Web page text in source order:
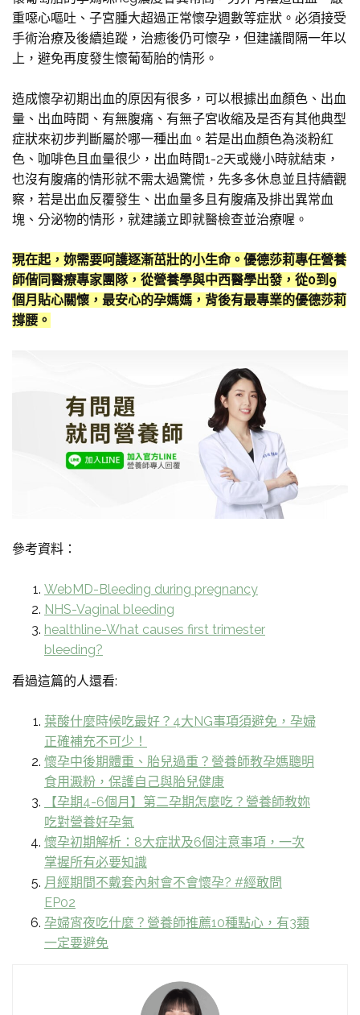
重噁心嘔吐、子宮腫大超過正常懷孕週數等症狀。必須接受
手術治療及後續追蹤，治癒後仍可懷孕，但建議間隔一年以
上，避免再度發生懷葡萄胎的情形。
造成懷孕初期出血的原因有很多，可以根據出血顏色、出血
量、出血時間、有無腹痛、有無子宮收縮及是否有其他典型
症狀來初步判斷屬於哪一種出血。若是出血顏色為淡粉紅
色、咖啡色且血量很少，出血時間1-2天或幾小時就結束，
也沒有腹痛的情形就不需太過驚慌，先多多休息並且持續觀
察，若是出血反覆發生、出血量多且有腹痛及排出異常血
塊、分泌物的情形，就建議立即就醫檢查並治療喔。
現在起，妳需要呵護逐漸茁壯的小生命。優德莎莉專任營養
師偕同醫療專家團隊，從營養學與中西醫學出發，從0到9
個月貼心關懷，最安心的孕媽媽，背後有最專業的優德莎莉
撐腰。
參考資料：
WebMD-Bleeding during pregnancy
NHS-Vaginal bleeding
healthline-What causes first trimester
bleeding?
看過這篇的人還看:
葉酸什麼時候吃最好？4大NG事項須避免，孕婦
正確補充不可少！
懷孕中後期體重、胎兒過重？營養師教孕媽聰明
食用澱粉，保護自己與胎兒健康
【孕期4-6個月】第二孕期怎麼吃？營養師教妳
吃對營養好孕氣
懷孕初期解析：8大症狀及6個注意事項，一次
掌握所有必要知識
月經期間不戴套內射會不會懷孕? #經敢問
EP02
孕婦宵夜吃什麼？營養師推薦10種點心，有3類
一定要避免